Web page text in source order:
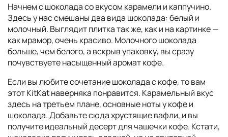
Начнем с шоколада со вкусом карамели и каппучино.
Здесь у нас смешаны два вида шоколада: белый и
молочный. Выглядит плитка так же, как и на картинке —
как мрамор, очень красиво. Молочного шоколада
больше, чем белого, а вскрыв упаковку, вы сразу
почувствуете насыщенный аромат кофе.
Если вы любите сочетание шоколада с кофе, то вам
этот KitKat наверняка понравится. Карамельный вкус
здесь на третьем плане, основные ноты у кофе и
шоколада. Добавьте сюда хрустящие вафли, и вы
получите идеальный десерт для чашечки кофе. Кстати,